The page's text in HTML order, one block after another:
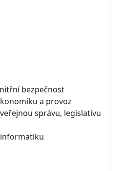
bezpečnost
a provoz
správu, legislativu